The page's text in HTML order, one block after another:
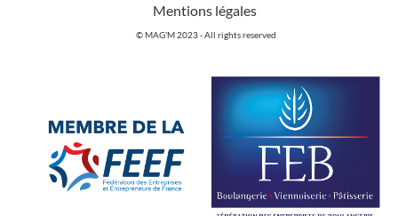
Mentions légales
© MAG'M 2023 - All rights reserved